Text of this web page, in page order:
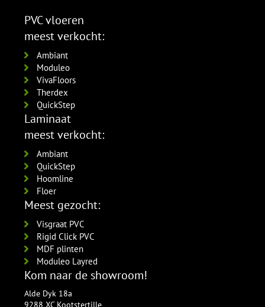
PVC vloeren
meest verkocht:
Ambiant
Moduleo
VivaFloors
Therdex
QuickStep
Laminaat
meest verkocht:
Ambiant
QuickStep
Hoomline
Floer
Meest gezocht:
Visgraat PVC
Rigid Click PVC
MDF plinten
Moduleo Layred
Kom naar de showroom!
Alde Dyk 18a
9288 XC Kootstertille